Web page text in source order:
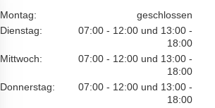
Montag:
geschlossen
Dienstag:
07:00 - 12:00 und 13:00 -
18:00
Mittwoch:
07:00 - 12:00 und 13:00 -
18:00
Donnerstag:
07:00 - 12:00 und 13:00 -
18:00